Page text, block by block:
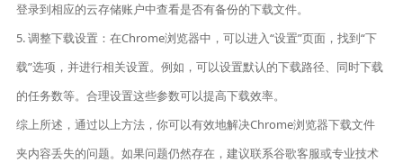
登录到相应的云存储账户中查看是否有备份的下载文件。
5. 调整下载设置：在Chrome浏览器中，可以进入“设置”页面，找到“下
载”选项，并进行相关设置。例如，可以设置默认的下载路径、同时下载
的任务数等。合理设置这些参数可以提高下载效率。
综上所述，通过以上方法，你可以有效地解决Chrome浏览器下载文件
夹内容丢失的问题。如果问题仍然存在，建议联系谷歌客服或专业技术